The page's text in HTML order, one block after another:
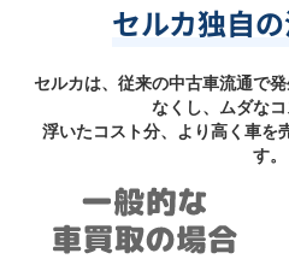
セルカ独自
セルカは、従来の中古車流通で
なくし、ムダなコ
浮いたコスト分、より高く車を
す。